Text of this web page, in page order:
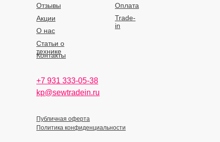
О нас
Статьи о
технике
Оплата
Отзывы
Акции
Контакты
Trade-
in
+7 931 333-05-38
kp@sewtradein.ru
Политика конфиденциальности
Публичная оферта